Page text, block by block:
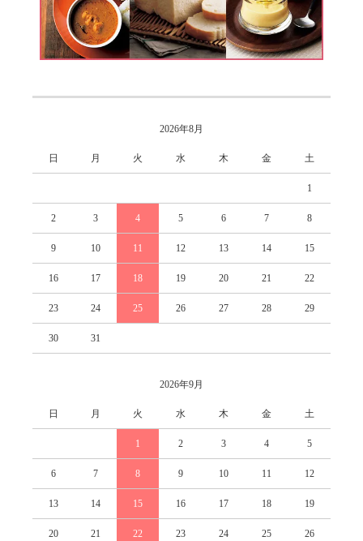
2026年8月
日 月 火 水 木 金 土
1
2 3 4 5 6 7 8
9 10 11 12 13 14 15
16 17 18 19 20 21 22
23 24 25 26 27 28 29
30 31
2026年9月
日 月 火 水 木 金 土
1 2 3 4 5
6 7 8 9 10 11 12
13 14 15 16 17 18 19
20 21 22 23 24 25 26